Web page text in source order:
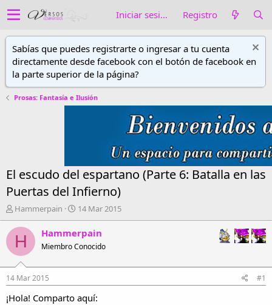
Iniciar sesión Registro
Sabías que puedes registrarte o ingresar a tu cuenta
directamente desde facebook con el botón de facebook en
la parte superior de la página?
Prosas: Fantasía e Ilusión
El escudo del espartano (Parte 6: Batalla en las
Puertas del Infierno)
A
u
t
o
r
d
e
h
i
Hammerpain
F
e
c
a
i
n
14 Mar 2015
H Hammerpain
Miembro Conocido
14 Mar 2015 #1
¡Hola! Comparto aquí: